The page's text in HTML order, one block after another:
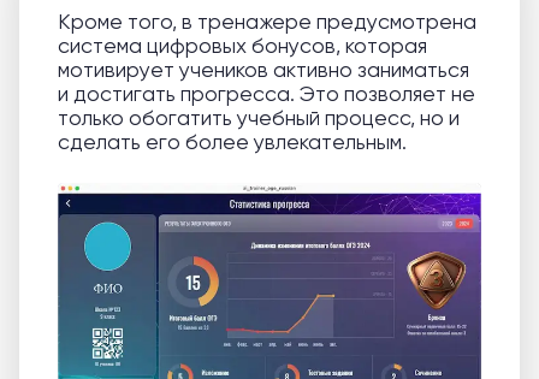
Кроме того, в тренажере предусмотрена
система цифровых бонусов, которая
мотивирует учеников активно заниматься
и достигать прогресса. Это позволяет не
только обогатить учебный процесс, но и
сделать его более увлекательным.